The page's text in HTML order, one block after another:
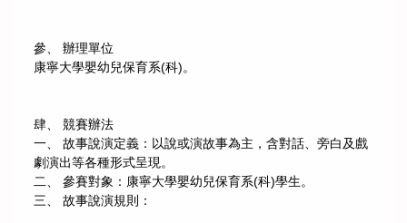
參、 辦理單位
康寧大學嬰幼兒保育系(科)。
肆、 競賽辦法
一、 故事說演定義：以說或演故事為主，含對話、旁白及戲
劇演出等各種形式呈現。
二、 參賽對象：康寧大學嬰幼兒保育系(科)學生。
三、 故事說演規則：